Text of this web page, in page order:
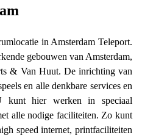
in Amsterdam Teleport.
gebouwen van Amsterdam,
& Van Huut. De inrichting van
en alle denkbare services en
kunt hier werken in speciaal
alle nodige faciliteiten. Zo kunt
speed internet, printfaciliteiten